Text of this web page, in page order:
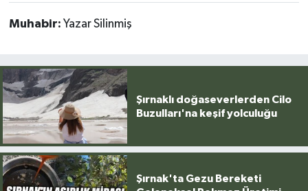
Muhabir: Yazar Silinmiş
Şırnaklı doğaseverlerden Cilo
Buzulları'na keşif yolculuğu
Şırnak'ta Gezu Bereketi